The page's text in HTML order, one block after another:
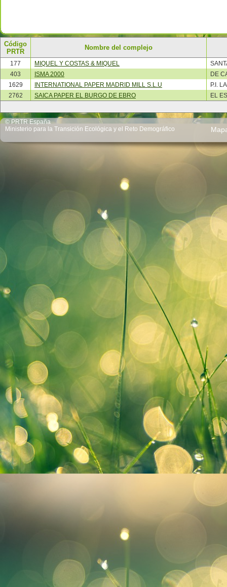
Código
PRTR
Nombre del complejo
177 MIQUEL Y COSTAS & MIQUEL
403
ISMA 2000
DE
1629
INTERNATIONAL PAPER MADRID MILL S.L.U
P.I.
2762
SAICA PAPER EL BURGO DE EBRO EL
© PRTR España
Ministerio para la Transición Ecológica y el Reto Demográfico